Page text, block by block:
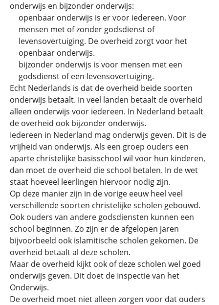
onderwijs en bijzonder onderwijs:
openbaar onderwijs is er voor iedereen. Voor
mensen met of zonder godsdienst of
levensovertuiging. De overheid zorgt voor het
openbaar onderwijs.
bijzonder onderwijs is voor mensen met een
godsdienst of een levensovertuiging.
Echt Nederlands is dat de overheid beide soorten
onderwijs betaalt. In veel landen betaalt de overheid
alleen onderwijs voor iedereen. In Nederland betaalt
de overheid ook bijzonder onderwijs.
Iedereen in Nederland mag onderwijs geven. Dit is de
vrijheid van onderwijs. Als een groep ouders een
aparte christelijke basisschool wil voor hun kinderen,
dan moet de overheid die school betalen. In de wet
staat hoeveel leerlingen hiervoor nodig zijn.
Op deze manier zijn in de vorige eeuw heel veel
verschillende soorten christelijke scholen gebouwd.
Ook ouders van andere godsdiensten kunnen een
school beginnen. Zo zijn er de afgelopen jaren
bijvoorbeeld ook islamitische scholen gekomen. De
overheid betaalt al deze scholen.
Maar de overheid kijkt ook of deze scholen wel goed
onderwijs geven. Dit doet de Inspectie van het
Onderwijs.
De overheid moet niet alleen zorgen voor dat ouders